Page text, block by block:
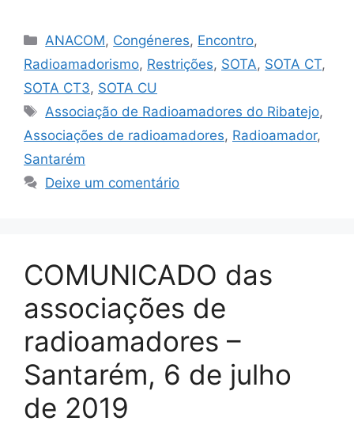
Categorias
ANACOM, Congéneres, Encontro,
Radioamadorismo, Restrições, SOTA, SOTA CT,
SOTA CT3, SOTA CU
Etiquetas
Associação de Radioamadores do Ribatejo,
Associações de radioamadores, Radioamador,
Santarém
Deixe um comentário
COMUNICADO das
associações de
radioamadores –
Santarém, 6 de julho
de 2019